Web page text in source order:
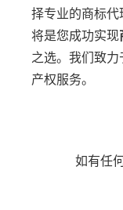
择专业的商标代
将是您成功实现
之选。我们致
产权服务。
如有任